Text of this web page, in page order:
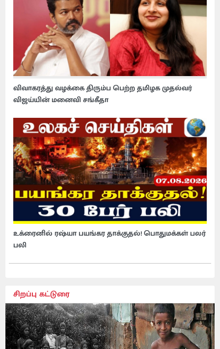
விவாகரத்து வழக்கை திரும்ப பெற்ற தமிழக முதல்வர்
விஜய்யின் மனைவி சங்கீதா
உக்ரைனில் ரஷ்யா பயங்கர தாக்குதல்! பொதுமக்கள் பலர்
பலி
சிறப்பு கட்டுரை